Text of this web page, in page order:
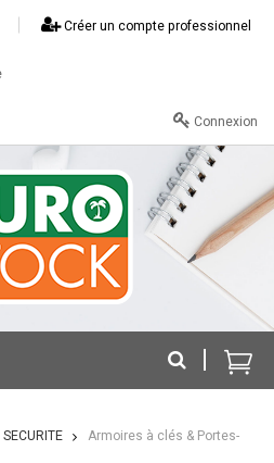
Créer un compte professionnel
Connexion
SECURITE
Armoires à clés & Portes-